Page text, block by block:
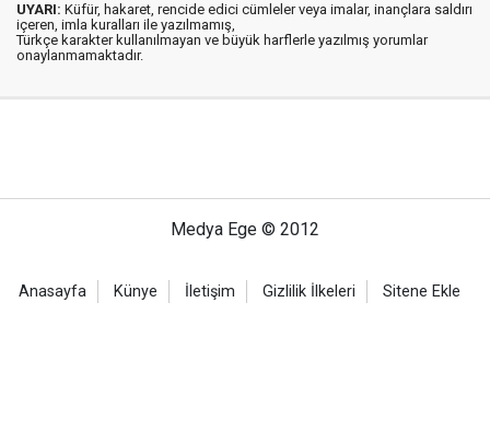
UYARI: Küfür, hakaret, rencide edici cümleler veya imalar, inançlara saldırı
içeren, imla kuralları ile yazılmamış,
Türkçe karakter kullanılmayan ve büyük harflerle yazılmış yorumlar
onaylanmamaktadır.
Medya Ege © 2012
Anasayfa Künye İletişim Gizlilik İlkeleri Sitene Ekle